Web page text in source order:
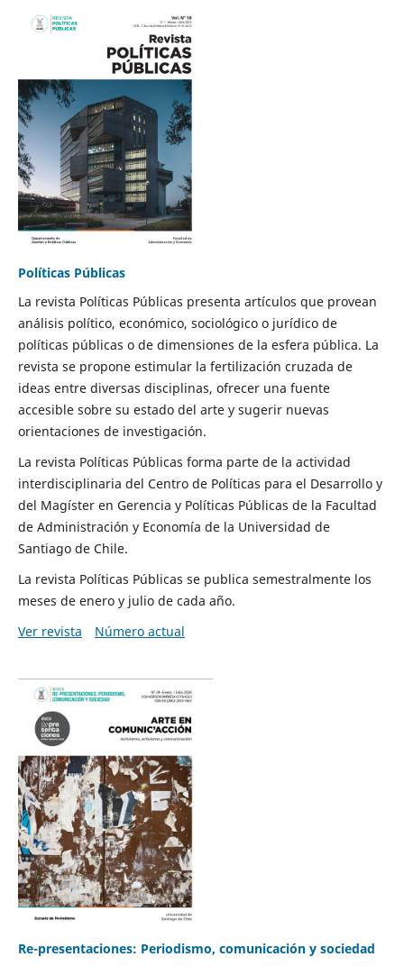
Políticas Públicas
La revista Políticas Públicas presenta artículos que provean
análisis político, económico, sociológico o jurídico de
políticas públicas o de dimensiones de la esfera pública. La
revista se propone estimular la fertilización cruzada de
ideas entre diversas disciplinas, ofrecer una fuente
accesible sobre su estado del arte y sugerir nuevas
orientaciones de investigación.
La revista Políticas Públicas forma parte de la actividad
interdisciplinaria del Centro de Políticas para el Desarrollo y
del Magíster en Gerencia y Políticas Públicas de la Facultad
de Administración y Economía de la Universidad de
Santiago de Chile.
La revista Políticas Públicas se publica semestralmente los
meses de enero y julio de cada año.
Ver revista
Número actual
Re-presentaciones: Periodismo, comunicación y sociedad